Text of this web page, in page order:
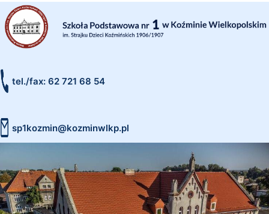
tel./fax: 62 721 68 54
sp1kozmin@kozminwlkp.pl